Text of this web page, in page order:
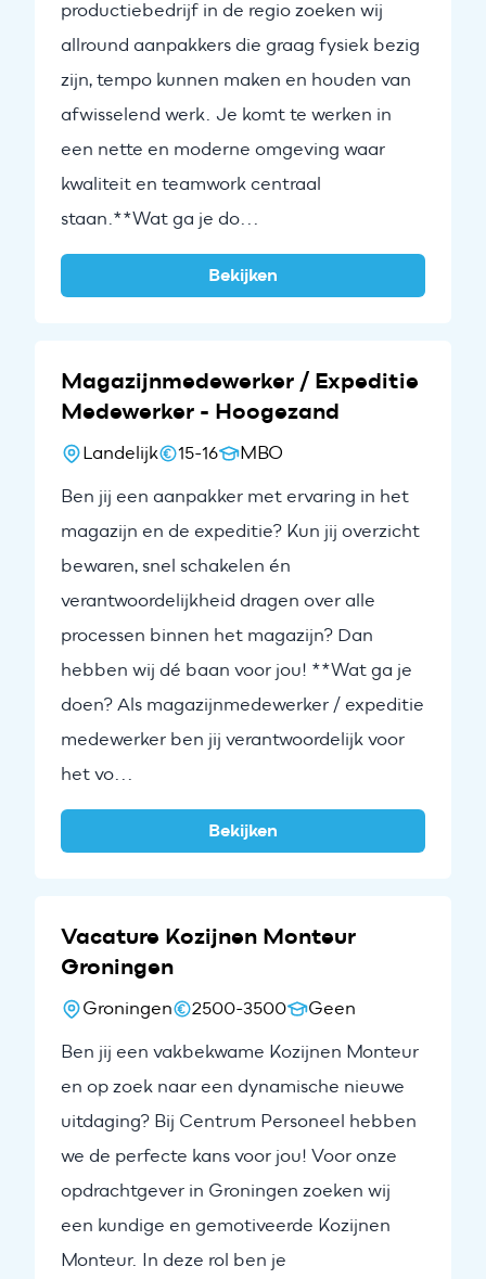
productiebedrijf in de regio zoeken wij
allround aanpakkers die graag fysiek bezig
zijn, tempo kunnen maken en houden van
afwisselend werk. Je komt te werken in
een nette en moderne omgeving waar
kwaliteit en teamwork centraal
staan.**Wat ga je do...
Bekijken
Magazijnmedewerker / Expeditie
Medewerker - Hoogezand
Landelijk 15-16 MBO
Ben jij een aanpakker met ervaring in het
magazijn en de expeditie? Kun jij overzicht
bewaren, snel schakelen én
verantwoordelijkheid dragen over alle
processen binnen het magazijn? Dan
hebben wij dé baan voor jou! **Wat ga je
doen? Als magazijnmedewerker / expeditie
medewerker ben jij verantwoordelijk voor
het vo...
Bekijken
Vacature Kozijnen Monteur
Groningen
Groningen 2500-3500 Geen
Ben jij een vakbekwame Kozijnen Monteur
en op zoek naar een dynamische nieuwe
uitdaging? Bij Centrum Personeel hebben
we de perfecte kans voor jou! Voor onze
opdrachtgever in Groningen zoeken wij
een kundige en gemotiveerde Kozijnen
Monteur. In deze rol ben je
Ontvang vacatures direct in
je mailbox